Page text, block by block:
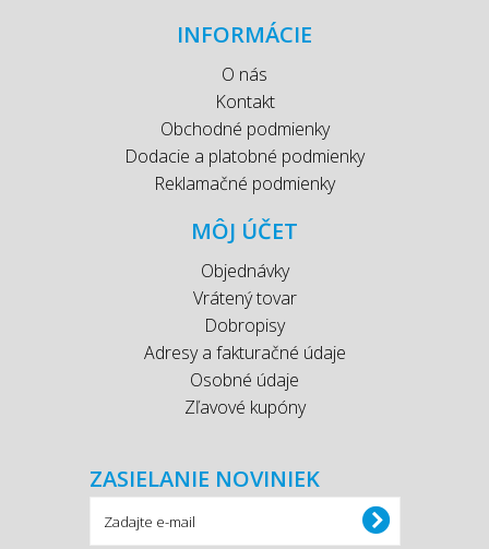
INFORMÁCIE
O nás
Kontakt
Obchodné podmienky
Dodacie a platobné podmienky
Reklamačné podmienky
MÔJ ÚČET
Objednávky
Vrátený tovar
Dobropisy
Adresy a fakturačné údaje
Osobné údaje
Zľavové kupóny
ZASIELANIE NOVINIEK